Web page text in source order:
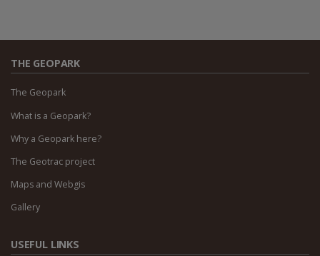
THE GEOPARK
The Geopark
What is a Geopark?
Why a Geopark here?
The Geotrac project
Maps and Webgis
Gallery
USEFUL LINKS